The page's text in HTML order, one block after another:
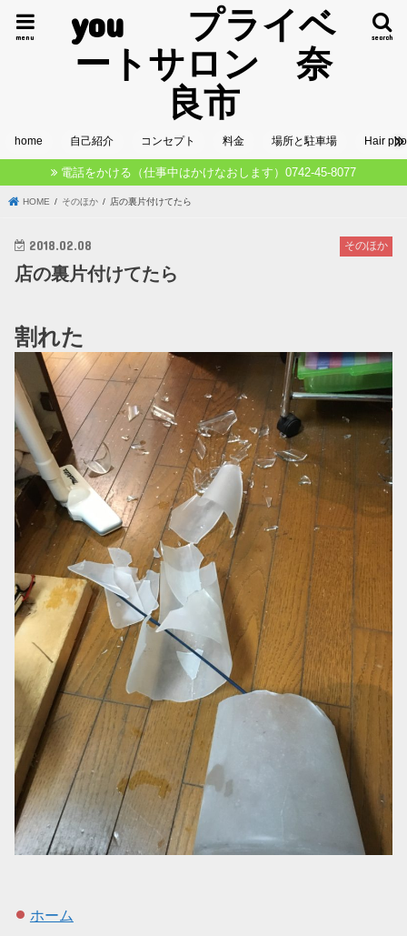
you プライベ
ートサロン 奈
良市
search
menu
home 自己紹介 コンセプト 料金 場所と駐車場 Hair
電話をかける（仕事中はかけなおします）0742-45-8077
HOME そのほか 店の裏片付けてたら
そのほか
2018.02.08
店の裏片付けてたら
割れた
ホーム